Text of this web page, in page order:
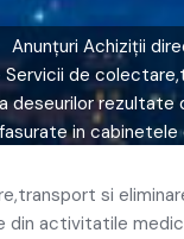
Anunțuri Achiziții
Servicii de
deseurilor
in cabinetele
si
din activitatile